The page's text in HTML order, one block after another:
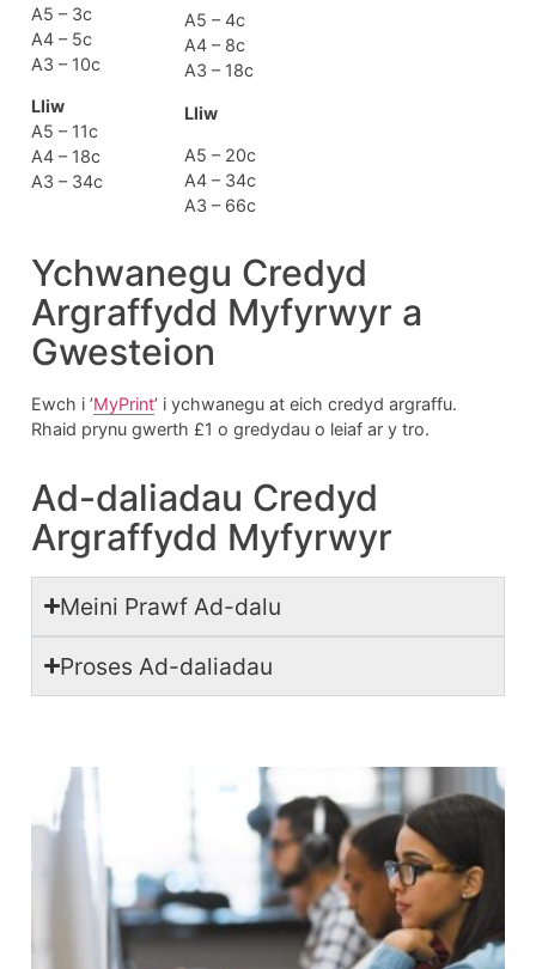
A5 – 3c
A4 – 5c
A3 – 10c
Lliw
A5 – 11c
A4 – 18c
A3 – 34c
A5 – 4c
A4 – 8c
A3 – 18c
Lliw
A5 – 20c
A4 – 34c
A3 – 66c
Ychwanegu Credyd
Argraffydd Myfyrwyr a
Gwesteion
Ewch i ’MyPrint’ i ychwanegu at eich credyd argraffu.
Rhaid prynu gwerth £1 o gredydau o leiaf ar y tro.
Ad-daliadau Credyd
Argraffydd Myfyrwyr
Meini Prawf Ad-dalu
Proses Ad-daliadau